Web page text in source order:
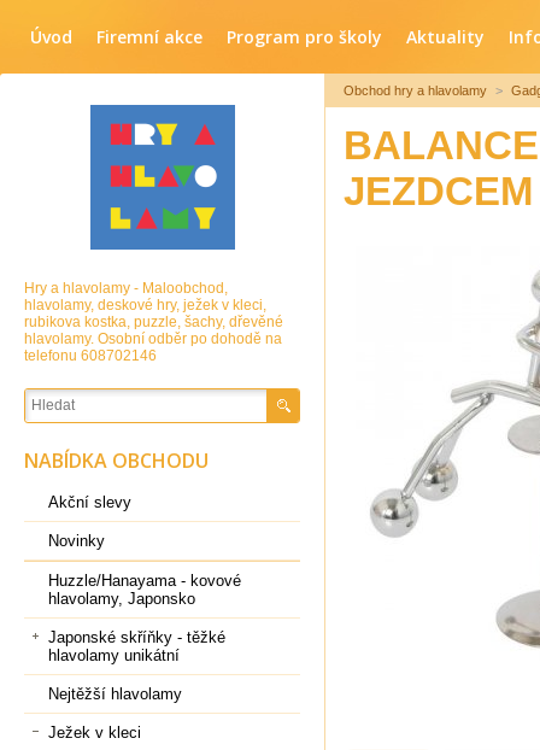
Úvod Firemní akce Program pro školy Aktuality
Obchod hry a hlavolamy >
JEZDCEM
Hry a hlavolamy - Maloobchod,
hlavolamy, deskové hry, ježek v kleci,
rubikova kostka, puzzle, šachy, dřevěné
hlavolamy. Osobní odběr po dohodě na
telefonu 608702146
NABÍDKA OBCHODU
Akční slevy
Novinky
Huzzle/Hanayama - kovové
hlavolamy, Japonsko
Japonské skříňky - těžké
hlavolamy unikátní
Nejtěžší hlavolamy
Ježek v kleci